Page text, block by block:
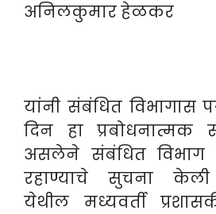
अनिलकुमार हेळकर
यांनी संबंधित विभागास
दिन हा प्रबोधनात्मक
असलेने संबंधित विभाग
रहाण्याचे सुचना केली
येथील मध्यवर्ती